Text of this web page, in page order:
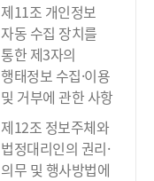
제11조 개인정보
자동 수집 장치를
통한 제3자의
행태정보 수집·이용
및 거부에 관한 사항
제12조 정보주체와
법정대리인의 권리·
의무 및 행사방법에